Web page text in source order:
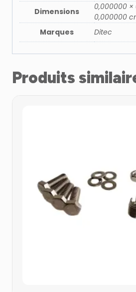
Dimensions
0,000000 ×
0,000000
Marques
Ditec
Produits